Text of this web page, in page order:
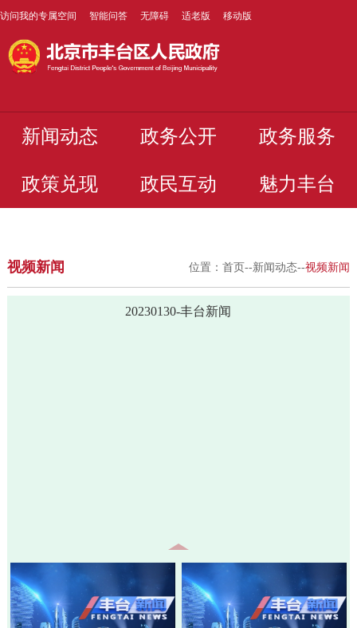
访问我的专属空间 智能问答 无障碍 适老版 移动版
新闻动态 政务公开 政务服务
政策兑现 政民互动 魅力丰台
视频新闻 位置：首页--新闻动态--视频新闻
20230130-丰台新闻